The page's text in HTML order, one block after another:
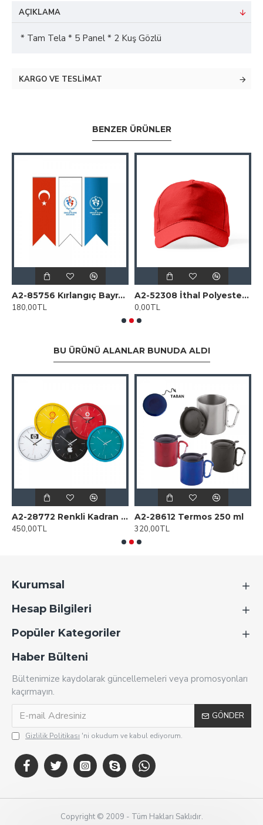
AÇIKLAMA
* Tam Tela * 5 Panel * 2 Kuş Gözlü
KARGO VE TESLIMAT
BENZER ÜRÜNLER
A2-85756 Kırlangıç Bayrak 50x150 cm
180,00TL
A2-52308 İthal Polyester Şapka
0,00TL
BU ÜRÜNÜ ALANLAR BUNUDA ALDI
A2-28772 Renkli Kadran Plastik Duvar Saati
450,00TL
A2-28612 Termos 250 ml
320,00TL
Kurumsal
Hesap Bilgileri
Popüler Kategoriler
Haber Bülteni
Bültenimize kaydolarak güncellemeleri veya promosyonları
kaçırmayın.
GÖNDER
Gizlilik Politikası 'ni okudum ve kabul ediyorum.
Copyright © 2009 - Tüm Hakları Saklıdır.